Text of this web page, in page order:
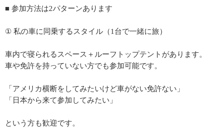
■ 参加方法は2パターンあります
① 私の車に同乗するスタイル（1台で一緒に旅）
車内で寝られるスペース＋ルーフトップテントがあります。
車や免許を持っていない方でも参加可能です。
「アメリカ横断をしてみたいけど車がない免許ない」
「日本から来て参加してみたい」
という方も歓迎です。